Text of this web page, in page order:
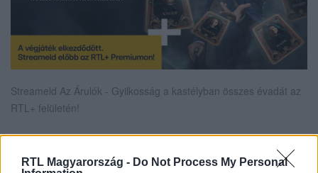
RTL Magyarország - Do Not Process My Personal
Streameld Az Árulók - Gyilkosság a kastélyban összes évadát az
RTL+ felületén!
Itt állítsd be, hogy az RTL.hu az elsők között